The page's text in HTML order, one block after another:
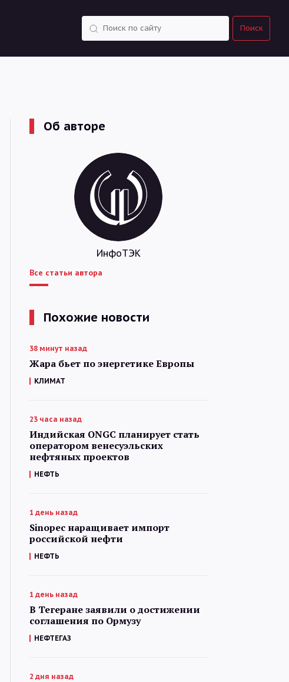
Поиск
Об авторе
ИнфоТЭК
Все статьи автора
Похожие новости
38 минут назад
Жара бьет по энергетике Европы
КЛИМАТ
23 часа назад
Индийская ONGC планирует стать
оператором венесуэльских
нефтяных проектов
НЕФТЬ
1 день назад
Sinopec наращивает импорт
российской нефти
НЕФТЬ
1 день назад
В Тегеране заявили о достижении
соглашения по Ормузу
НЕФТЕГАЗ
2 дня назад